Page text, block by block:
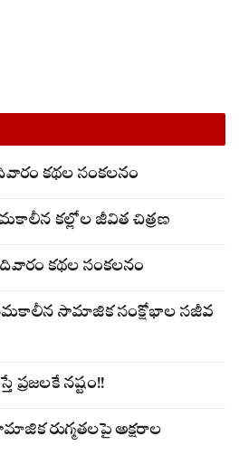
కథల సంకలనం
కల్లోల జీవిత చిత్రణ
కథల సంకలనం
సమకాలీన సామాజిక సంక్షోభాల సజీవ
నష్టం!!
రుగ్మతలపై అక్షరాల